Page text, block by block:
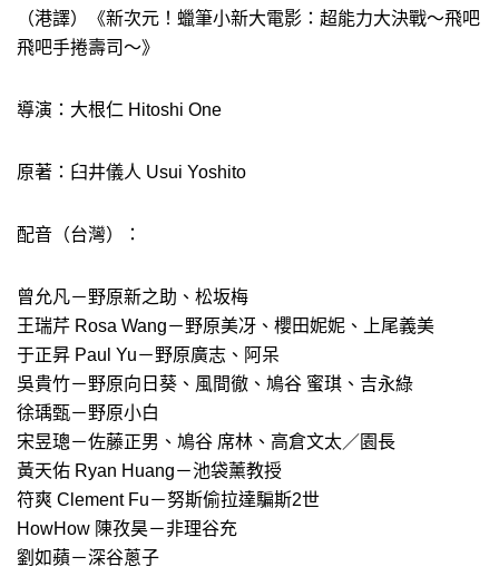
（港譯）《新次元！蠟筆小新大電影：超能力大決戰～飛吧
飛吧手捲壽司～》
導演：大根仁 Hitoshi One
原著：臼井儀人 Usui Yoshito
配音（台灣）：
曾允凡－野原新之助、松坂梅
王瑞芹 Rosa Wang－野原美冴、櫻田妮妮、上尾義美
于正昇 Paul Yu－野原廣志、阿呆
吳貴竹－野原向日葵、風間徹、鳩谷 蜜琪、吉永綠
徐瑀甄－野原小白
宋昱璁－佐藤正男、鳩谷 席林、高倉文太／園長
黃天佑 Ryan Huang－池袋薰教授
符爽 Clement Fu－努斯偷拉達騙斯2世
HowHow 陳孜昊－非理谷充
劉如蘋－深谷蔥子